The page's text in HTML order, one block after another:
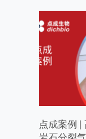
点成案例 |